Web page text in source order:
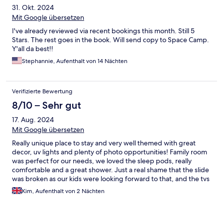
31. Okt. 2024
Mit Google übersetzen
I've already reviewed via recent bookings this month. Still 5
Stars. The rest goes in the book. Will send copy to Space Camp.
Y'all da best!!
Stephannie, Aufenthalt von 14 Nächten
Verifizierte Bewertung
8/10 – Sehr gut
17. Aug. 2024
Mit Google übersetzen
Really unique place to stay and very well themed with great
decor, uv lights and plenty of photo opportunities! Family room
was perfect for our needs, we loved the sleep pods, really
comfortable and a great shower. Just a real shame that the slide
was broken as our kids were looking forward to that, and the tvs
dont work in the pods. Easily walkable to the Jalan Petaling
market.
Kim, Aufenthalt von 2 Nächten